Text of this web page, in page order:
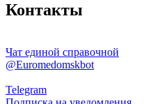
Контакты
Чат единой справочной
@Euromedomskbot
Telegram